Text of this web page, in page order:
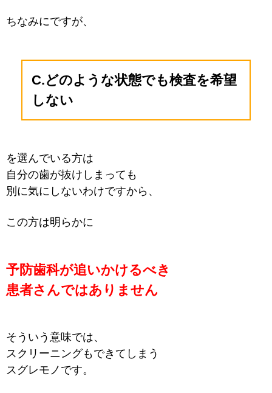
ちなみにですが、
C.どのような状態でも検査を希望
しない
を選んでいる方は
自分の歯が抜けしまっても
別に気にしないわけですから、
この方は明らかに
予防歯科が追いかけるべき
患者さんではありません
そういう意味では、
スクリーニングもできてしまう
スグレモノです。